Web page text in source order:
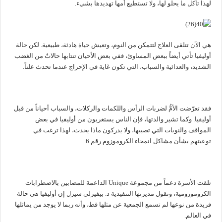
لهذا تأكل ما يحلو لها، ولا تستطيع أمها تهديدها بشيء.
هي الآن تتلقى العلاج لتتمكن من النوم، وتعيش حياة هادئة، طبيعية. لكن حالة
أوليفيا تأتي أيضاً ببعض المساوئ، ففي بعض الأحيان تنتابها حالاتٌ من الغضب
الشديد، والعدائية والسباب، التي تكون غاية في الإحراج عندما تحدث علناً.
فقد تعرّضت الأمُّ لضربات الرأس واللكمات والركلات، والسباب أحياناً من قبل
أوليفيا. وكما تشير والدتها، فإن الناس يستغربون من أوليفيا في بعض
المواقف والنوبات التي تصيبها، ولا يدركون ماذا يحدث، لهذا ترغب في
توعيتهم بشأن مشاكل انمحاء الكروموزوم رقم 6.
تلقت الأسرة دعماً من مجموعة Unique الداعمة للمصابين بالاضطرابات
الكروموزومية، وتقول مديرتها التنفيذية د. بيفيرلي سيرل إن أوليفيا هي حالة
فريدة من نوعها لم تسمع الجمعية عن مثلها قط، وأنه ربما لا يوجد من يماثلها
في العالم.